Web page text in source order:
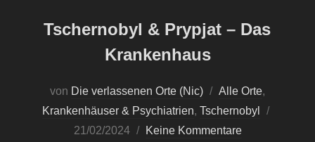
Tschernobyl & Prypjat – Das
Krankenhaus
von Die verlassenen Orte (Nic) Alle Orte,
Krankenhäuser & Psychiatrien, Tschernobyl
21/02/2024 Keine Kommentare